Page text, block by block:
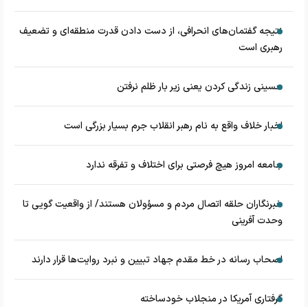
نتیجه گفتمان‌های انحرافی، از دست دادن قدرت منطقه‌ای و تضعیف
رهبری است
حسینی زندگی کردن یعنی زیر بار ظلم نرفتن
اخبار خلاف واقع به نام رهبر انقلاب جرم بسیار بزرگی است
جامعه امروز هیچ فرصتی برای اختلاف و تفرقه ندارد
خبرنگاران حلقه اتصال مردم و مسؤولان هستند/ از واقعیت گویی تا
وحدت آفرینی
اصحاب رسانه در خط مقدم جهاد تبیین و نبرد روایت‌ها قرار دارند
گرفتاری آمریکا در منجلاب خودساخته